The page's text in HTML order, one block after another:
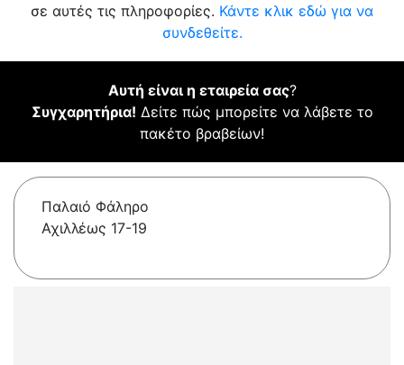
σε αυτές τις πληροφορίες. Κάντε κλικ εδώ για να
συνδεθείτε.
Αυτή είναι η εταιρεία σας?
Συγχαρητήρια! Δείτε πώς μπορείτε να λάβετε το
πακέτο βραβείων!
Παλαιό Φάληρο
Αχιλλέως 17-19